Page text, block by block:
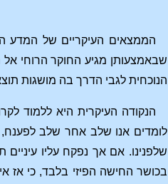
הממצאים העיקריים של המדע
שבאמצעותן מגיע החוקר הרוחי אל
הנוכחית לגבי הדרך בה מושגות
הנקודה העיקרית היא ללמוד
לומדים אנו שלב אחר שלב
שלפנינו. אם אך נפקח עליו
בכושר החישה הפיזי בלבד, כי אז